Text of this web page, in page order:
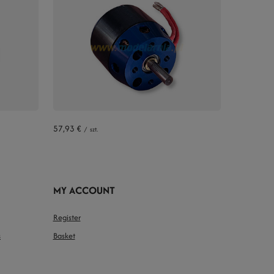
57,93 € / szt.
MY ACCOUNT
Register
Basket